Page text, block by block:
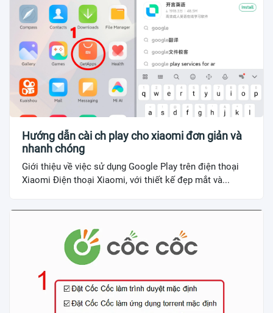
Hướng dẫn cài ch play cho xiaomi đơn giản và
nhanh chóng
Giới thiệu về việc sử dụng Google Play trên điện thoại
Xiaomi Điện thoại Xiaomi, với thiết kế đẹp mắt và...